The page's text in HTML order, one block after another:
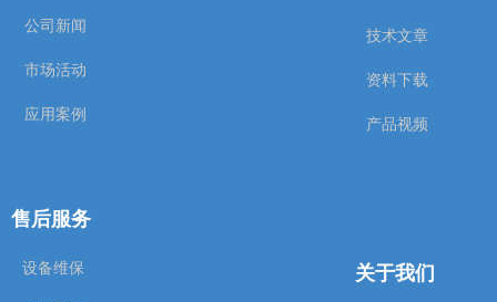
关于我们
公司新闻
市场活动
应用案例
技术文章
资料下载
产品视频
售后服务
设备维保